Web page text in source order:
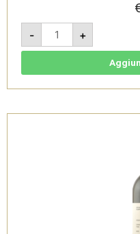
-
Diecimare
2024
-
Aglianico
Igt
Guerritore
+